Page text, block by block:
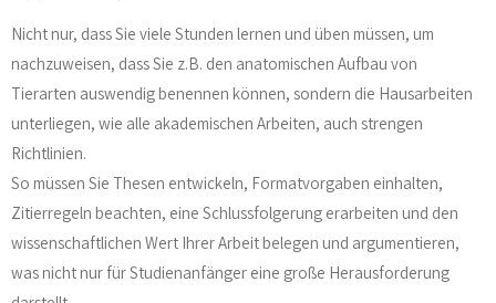
Nicht nur, dass Sie viele Stunden lernen und üben müssen, um
nachzuweisen, dass Sie z.B. den anatomischen Aufbau von
Tierarten auswendig benennen können, sondern die Hausarbeiten
unterliegen, wie alle akademischen Arbeiten, auch strengen
Richtlinien.
So müssen Sie Thesen entwickeln, Formatvorgaben einhalten,
Zitierregeln beachten, eine Schlussfolgerung erarbeiten und den
wissenschaftlichen Wert Ihrer Arbeit belegen und argumentieren,
was nicht nur für Studienanfänger eine große Herausforderung